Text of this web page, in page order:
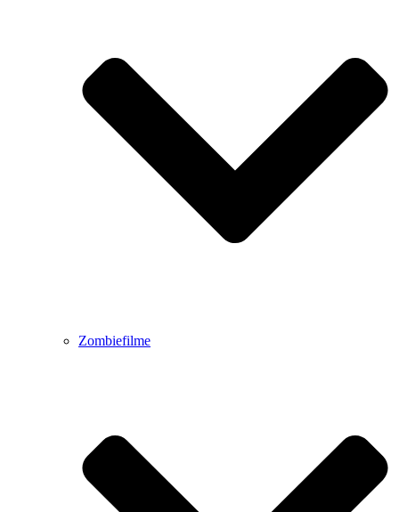
Zombiefilme